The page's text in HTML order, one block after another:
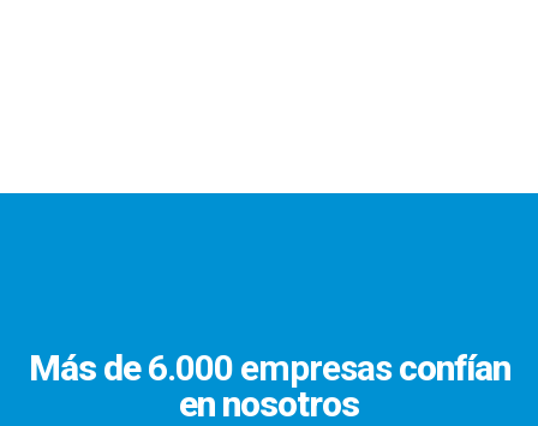
Más de6.000 empresasconfían
en nosotros